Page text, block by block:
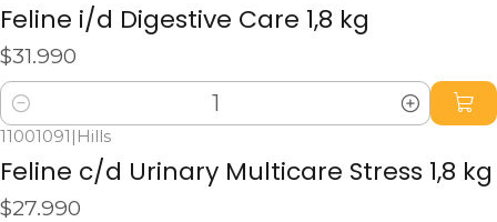
Feline i/d Digestive Care 1,8 kg
$31.990
Cantidad
11001091 | Hills
Feline c/d Urinary Multicare Stress 1,8 kg
$27.990